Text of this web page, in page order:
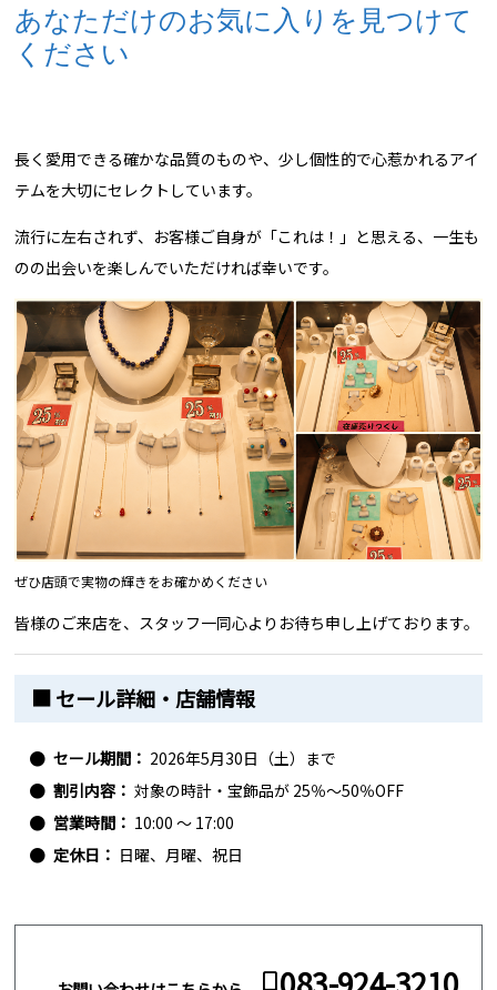
あなただけのお気に入りを見つけて
ください
長く愛用できる確かな品質のものや、少し個性的で心惹かれるアイ
テムを大切にセレクトしています。
流行に左右されず、お客様ご自身が「これは！」と思える、一生も
のの出会いを楽しんでいただければ幸いです。
ぜひ店頭で実物の輝きをお確かめください
皆様のご来店を、スタッフ一同心よりお待ち申し上げております。
■ セール詳細・店舗情報
セール期間： 2026年5月30日（土）まで
割引内容： 対象の時計・宝飾品が 25％〜50％OFF
営業時間： 10:00 〜 17:00
定休日： 日曜、月曜、祝日